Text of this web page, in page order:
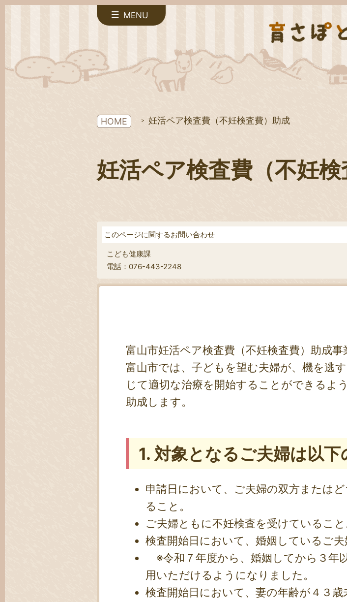
MENU
HOME 妊活ペア検査費（不妊検査費）助成
妊活ペア検査費（不妊
このページに関するお問い合わせ
こども健康課
電話：076-443-2248
富山市妊活ペア検査費（不妊検査費）助成
富山市では、子どもを望む夫婦が、機を逃
じて適切な治療を開始することができるよ
助成します。
1. 対象となるご夫婦は以下
申請日において、ご夫婦の双方または
ること。
ご夫婦ともに不妊検査を受けていること
検査開始日において、婚姻しているご夫
※令和７年度から、婚姻してから３年
用いただけるようになりました。
検査開始日において、妻の年齢が４３歳